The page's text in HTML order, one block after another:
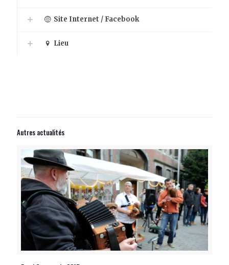
Site Internet / Facebook
Lieu
Autres actualités